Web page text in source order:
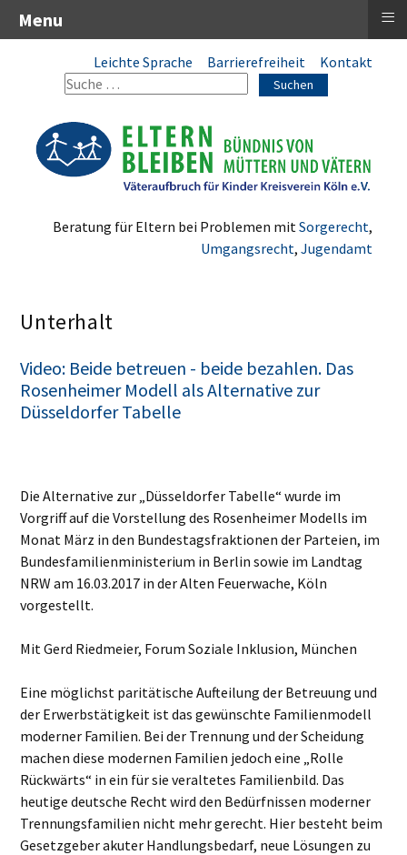
Leichte Sprache Barrierefreiheit Kontakt
Suchen
Beratung für Eltern bei Problemen mit Sorgerecht,
Umgangsrecht, Jugendamt
Unterhalt
Video: Beide betreuen - beide bezahlen. Das
Rosenheimer Modell als Alternative zur
Düsseldorfer Tabelle
Die Alternative zur „Düsseldorfer Tabelle“ wurde im
Vorgriff auf die Vorstellung des Rosenheimer Modells im
Monat März in den Bundestagsfraktionen der Parteien, im
Bundesfamilienministerium in Berlin sowie im Landtag
NRW am 16.03.2017 in der Alten Feuerwache, Köln
vorgestellt.
Mit Gerd Riedmeier, Forum Soziale Inklusion, München
Eine möglichst paritätische Aufteilung der Betreuung und
der Erwerbstätigkeit ist das gewünschte Familienmodell
moderner Familien. Bei der Trennung und der Scheidung
machen diese modernen Familien jedoch eine „Rolle
Rückwärts“ in ein für sie veraltetes Familienbild. Das
heutige deutsche Recht wird den Bedürfnissen moderner
Trennungsfamilien nicht mehr gerecht. Hier besteht beim
Gesetzgeber akuter Handlungsbedarf, neue Lösungen zu
Menu ≡